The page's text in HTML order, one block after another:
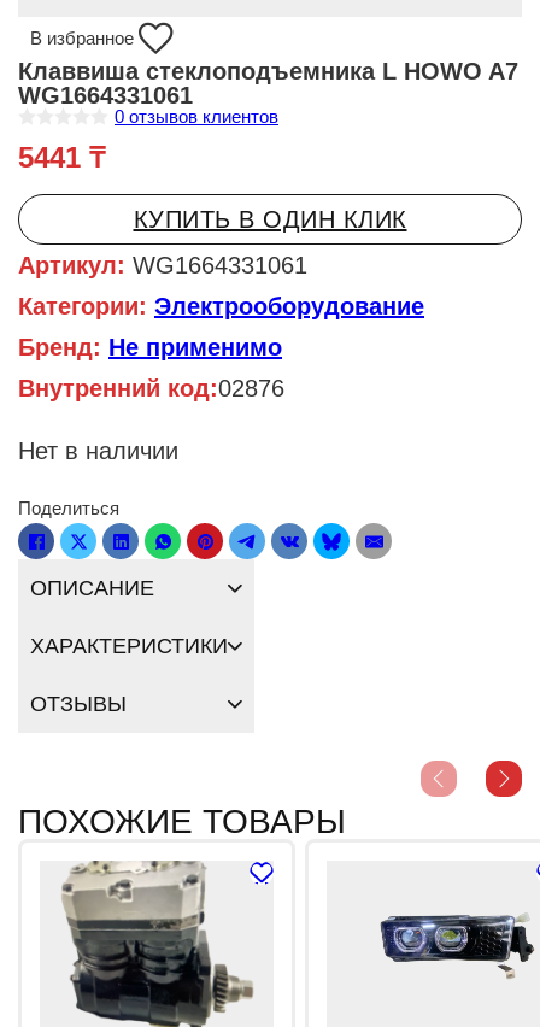
В избранное
Клаввиша стеклоподъемника L HOWO A7
WG1664331061
ц
е
к
а
0
и
з
5
0 отзывов клиентов
5441 ₸
КУПИТЬ В ОДИН КЛИК
Артикул: WG1664331061
Категории: Электрооборудование
Бренд: Не применимо
Внутренний код:02876
Нет в наличии
Поделиться
ОПИСАНИЕ
ХАРАКТЕРИСТИКИ
ОТЗЫВЫ
ПОХОЖИЕ ТОВАРЫ